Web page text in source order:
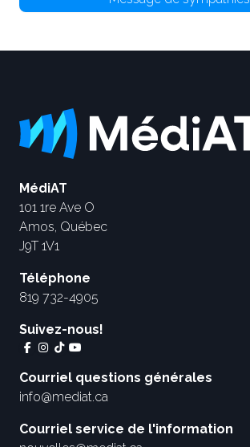
MédiAT
101 1re Ave O
Amos, Québec
J9T 1V1
Téléphone
819 732-4905
Suivez-nous!
Courriel questions générales
info@mediat.ca
Courriel service de l'information